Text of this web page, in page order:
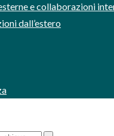
e collaborazioni
dall’estero